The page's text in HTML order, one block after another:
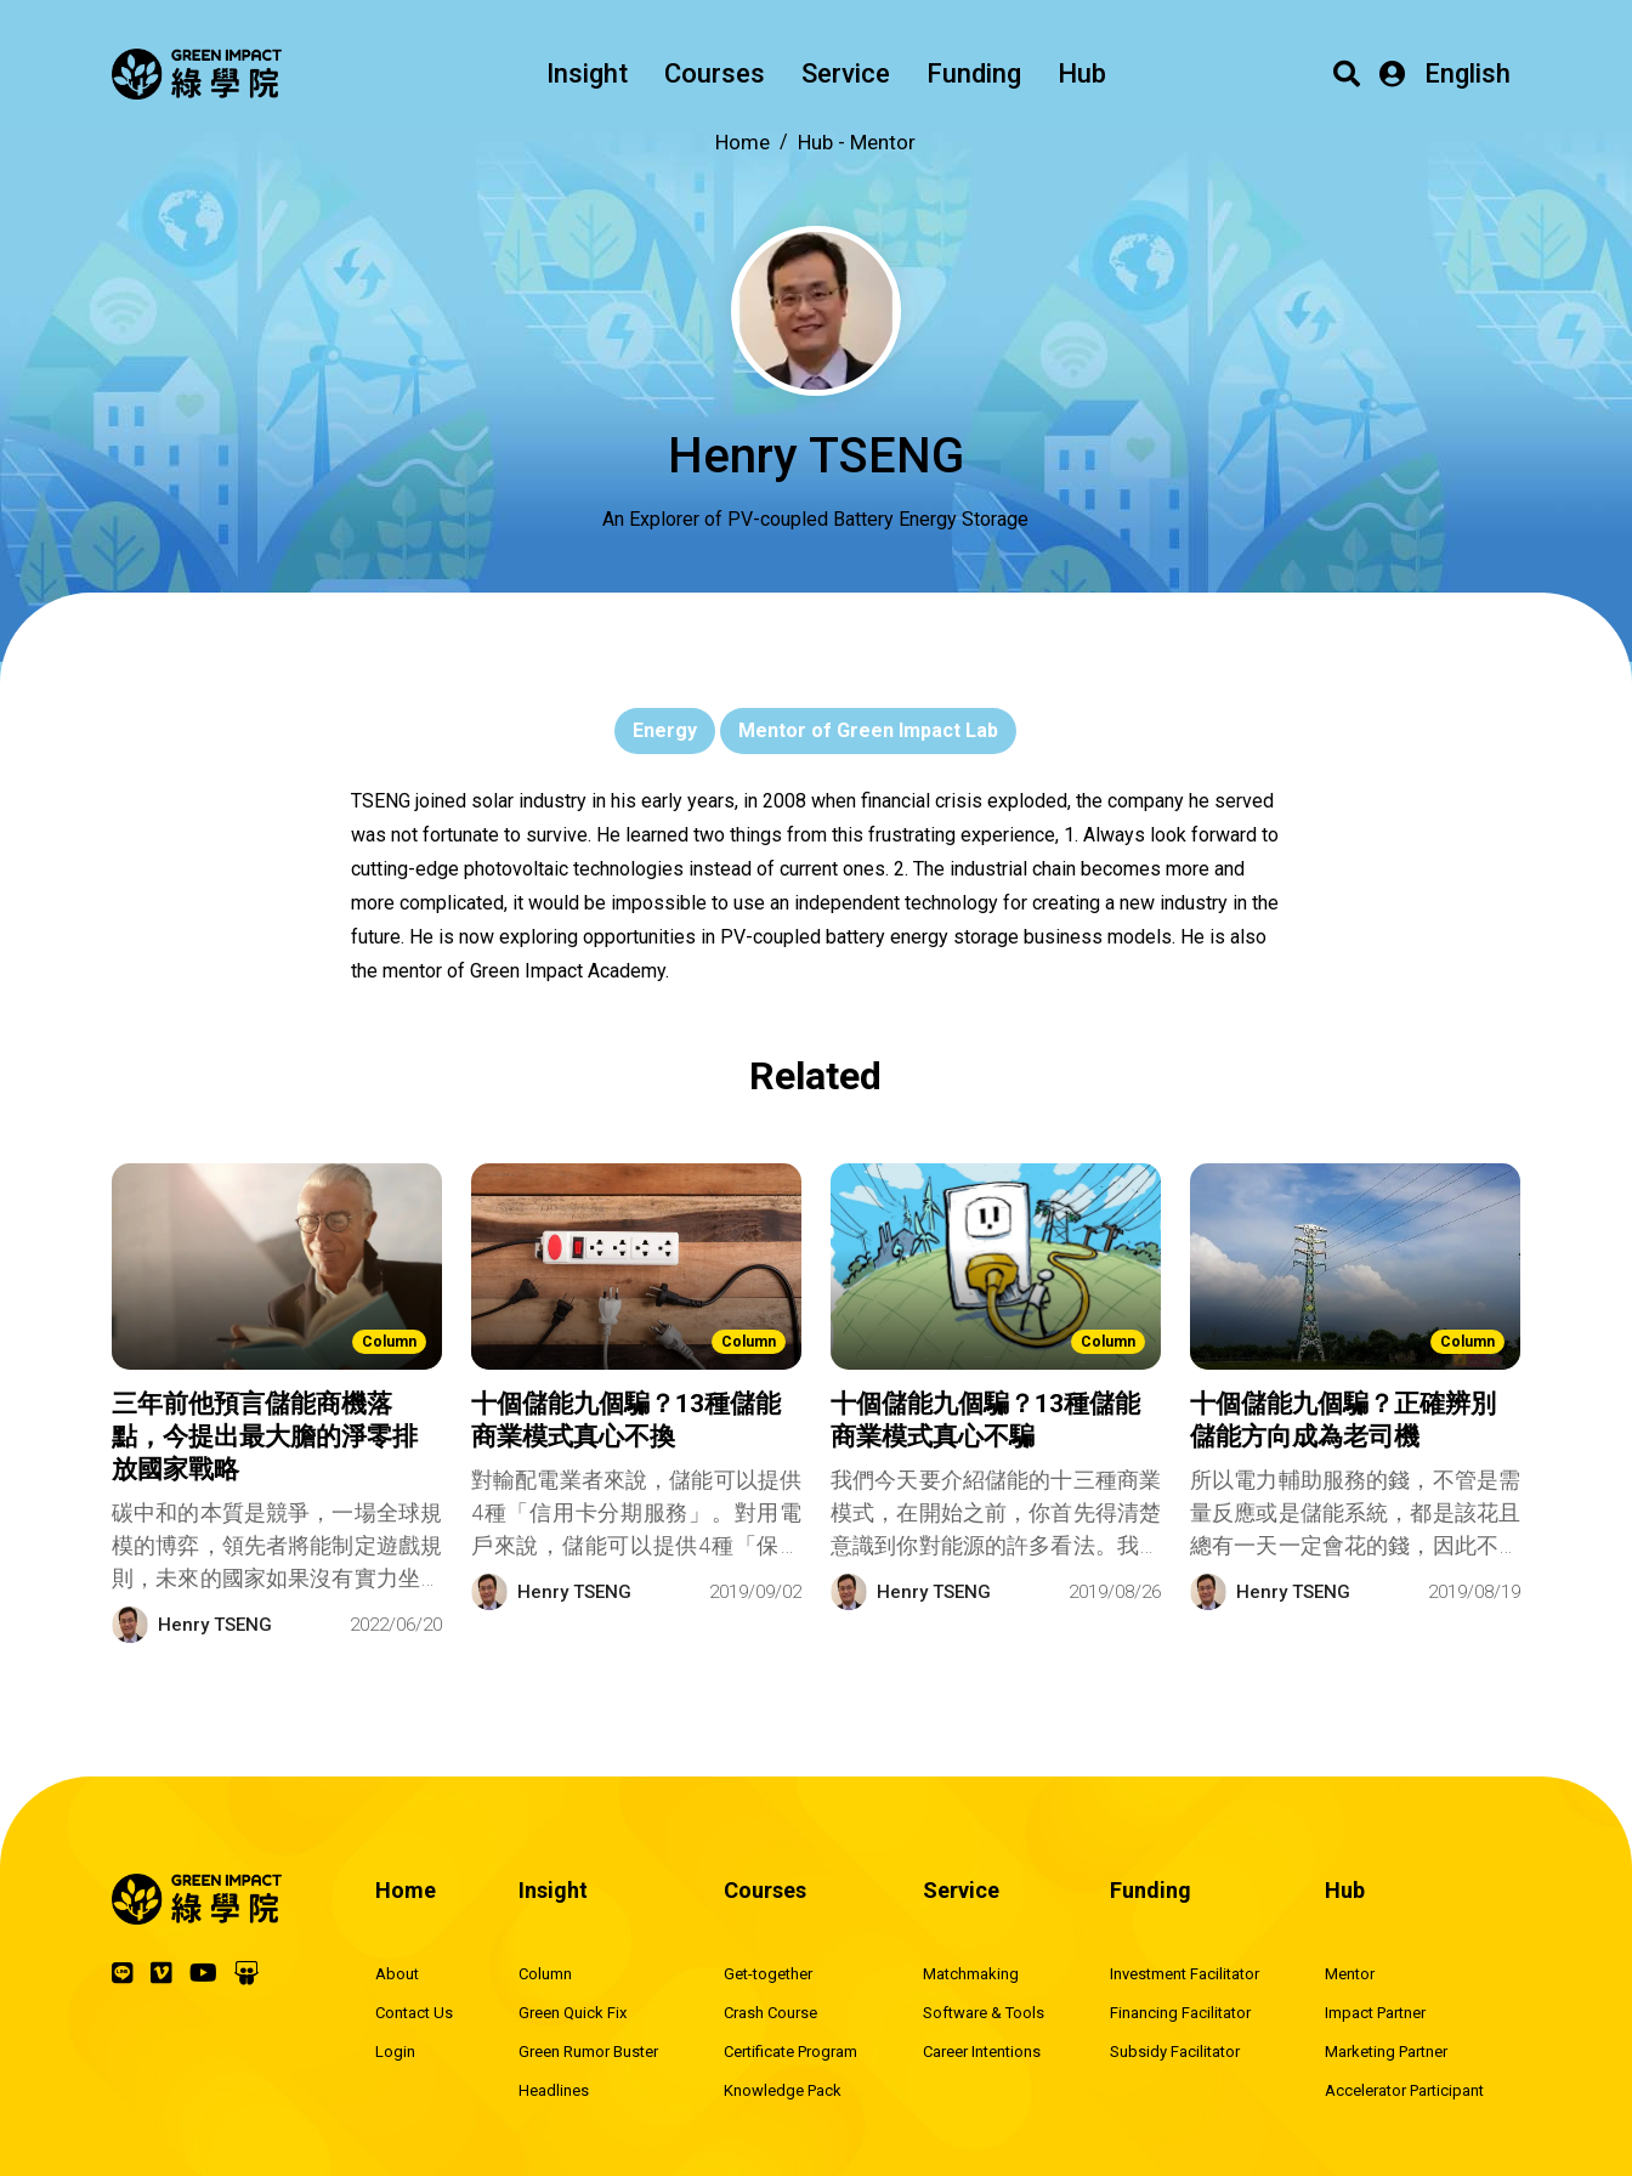
Insight Courses Service Funding Hub English
Home Hub - Mentor
Henry TSENG
An Explorer of PV-coupled Battery Energy Storage
Energy Mentor of Green Impact Lab
TSENG joined solar industry in his early years, in 2008 when financial crisis exploded, the company he served
was not fortunate to survive. He learned two things from this frustrating experience, 1. Always look forward to
cutting-edge photovoltaic technologies instead of current ones. 2. The industrial chain becomes more and
more complicated, it would be impossible to use an independent technology for creating a new industry in the
future. He is now exploring opportunities in PV-coupled battery energy storage business models. He is also
the mentor of Green Impact Academy.
Related
Column
三年前他預言儲能商機落
點，今提出最大膽的淨零排
放國家戰略
碳中和的本質是競爭，一場全球規
模的博弈，領先者將能制定遊戲規
則，未來的國家如果沒有實力坐上
掌握底層技術的大國餐桌，你就只
能被放在他的餐盤上
Henry TSENG 2022/06/20
Column
十個儲能九個騙？13種儲能
商業模式真心不換
對輸配電業者來說，儲能可以提供
4種「信用卡分期服務」。對用電
戶來說，儲能可以提供4種「保險
服務」，有機會讓保單增值
Henry TSENG 2019/09/02
Column
十個儲能九個騙？13種儲能
商業模式真心不騙
我們今天要介紹儲能的十三種商業
模式，在開始之前，你首先得清楚
意識到你對能源的許多看法。我要
用電，台電就給我電，你給我電我
覺得是理所當然，你不給我電我就
Henry TSENG 2019/08/26
Column
十個儲能九個騙？正確辨別
儲能方向成為老司機
所以電力輔助服務的錢，不管是需
量反應或是儲能系統，都是該花且
總有一天一定會花的錢，因此不如
提早準備。然而，由於國營電力事
業提供廉價電力的角色，台電已連
能作為基礎的電力調度商業模式。
Henry TSENG 2019/08/19
Home
About
Contact Us
Login
Insight
Column
Green Quick Fix
Green Rumor Buster
Headlines
Courses
Get-together
Crash Course
Certificate Program
Knowledge Pack
Service
Matchmaking
Software & Tools
Career Intentions
Funding
Investment Facilitator
Financing Facilitator
Subsidy Facilitator
Hub
Mentor
Impact Partner
Marketing Partner
Accelerator Participant